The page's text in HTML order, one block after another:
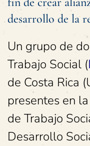
desarrollo de la
Un grupo de
Trabajo Social (
de Costa Rica
presentes en
de Trabajo
Desarrollo